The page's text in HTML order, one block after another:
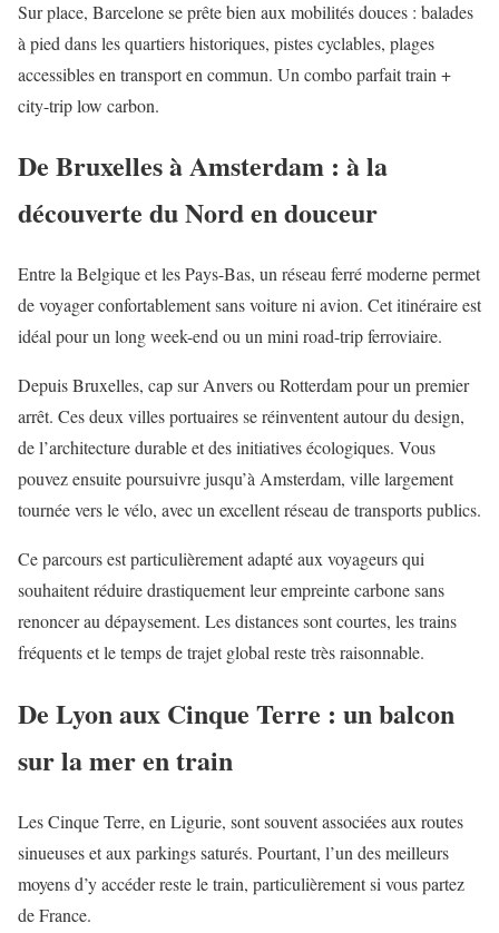
Sur place, Barcelone se prête bien aux mobilités douces : balades
à pied dans les quartiers historiques, pistes cyclables, plages
accessibles en transport en commun. Un combo parfait train +
city-trip low carbon.
De Bruxelles à Amsterdam : à la
découverte du Nord en douceur
Entre la Belgique et les Pays-Bas, un réseau ferré moderne permet
de voyager confortablement sans voiture ni avion. Cet itinéraire est
idéal pour un long week-end ou un mini road-trip ferroviaire.
Depuis Bruxelles, cap sur Anvers ou Rotterdam pour un premier
arrêt. Ces deux villes portuaires se réinventent autour du design,
de l’architecture durable et des initiatives écologiques. Vous
pouvez ensuite poursuivre jusqu’à Amsterdam, ville largement
tournée vers le vélo, avec un excellent réseau de transports publics.
Ce parcours est particulièrement adapté aux voyageurs qui
souhaitent réduire drastiquement leur empreinte carbone sans
renoncer au dépaysement. Les distances sont courtes, les trains
fréquents et le temps de trajet global reste très raisonnable.
De Lyon aux Cinque Terre : un balcon
sur la mer en train
Les Cinque Terre, en Ligurie, sont souvent associées aux routes
sinueuses et aux parkings saturés. Pourtant, l’un des meilleurs
moyens d’y accéder reste le train, particulièrement si vous partez
de France.